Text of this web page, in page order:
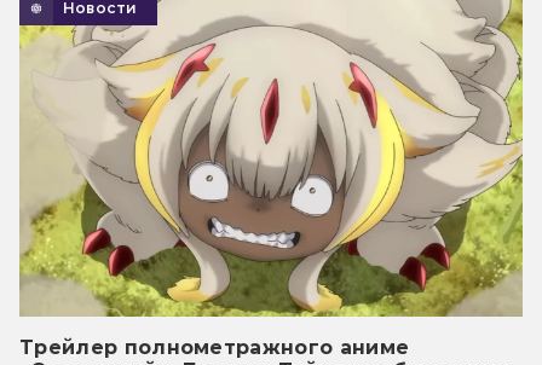
Новости
Трейлер полнометражного аниме